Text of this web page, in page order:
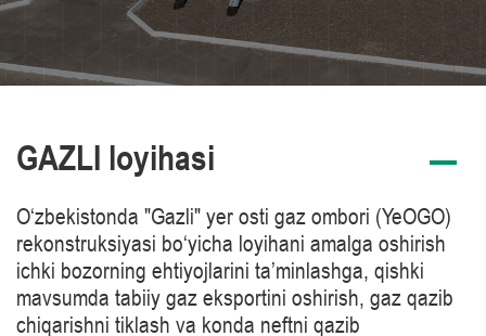
GAZLI loyihasi
O‘zbekistonda "Gazli" yer osti gaz ombori (YeOGO)
rekonstruksiyasi bo‘yicha loyihani amalga oshirish
ichki bozorning ehtiyojlarini ta’minlashga, qishki
mavsumda tabiiy gaz eksportini oshirish, gaz qazib
chiqarishni tiklash va konda neftni qazib